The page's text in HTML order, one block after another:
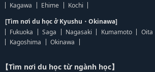
Kagawa
Ehime
Kochi
[Tìm nơi du học ở Kyushu・Okinawa]
Fukuoka
Saga Nagasaki Kumamoto Oita
Kagoshima
Okinawa
【Tìm nơi du học từ ngành học】